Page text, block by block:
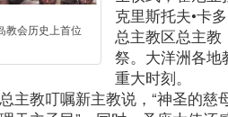
教会历史上首位
克里斯托夫•卡
总主教区总主教
祭。大洋洲各地
重大时刻。
主教叮嘱新主教说，“神圣的慈